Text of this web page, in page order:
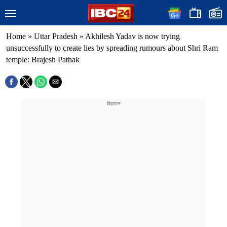
Home » Uttar Pradesh » Akhilesh Yadav is now trying
unsuccessfully to create lies by spreading rumours about Shri Ram
temple: Brajesh Pathak